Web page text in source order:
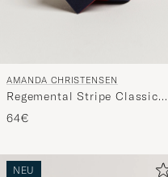
AMANDA CHRISTENSEN
Regemental Stripe Classic
Tie 8 cm Wine/Navy
64€
NEU